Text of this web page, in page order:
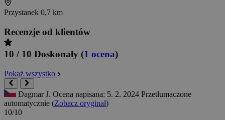
Przystanek 0,7 km
Recenzje od klientów
10 / 10 Doskonały (1 ocena)
Pokaż wszystko
Dagmar J. Ocena napisana: 5. 2. 2024 Przetłumaczone
automatycznie (Zobacz oryginał)
10/10